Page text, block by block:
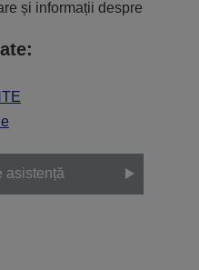
și informații despre
asistență